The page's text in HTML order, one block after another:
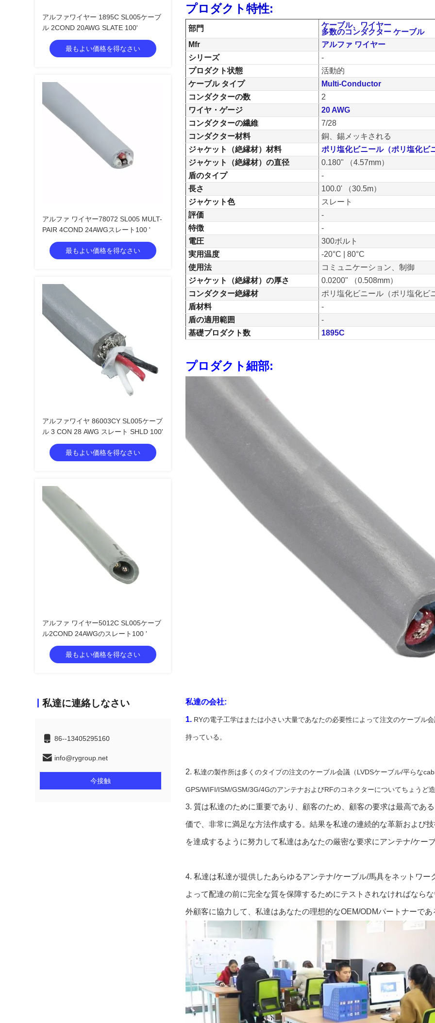
アルファワイヤー 1895C SL005ケーブ
ル 2COND 20AWG SLATE 100'
最もよい価格を得なさい
アルファ ワイヤー78072 SL005 MULT-
PAIR 4COND 24AWGスレート100 '
最もよい価格を得なさい
アルファワイヤ 86003CY SL005ケーブ
ル 3 CON 28 AWG スレート SHLD 100'
最もよい価格を得なさい
アルファ ワイヤー5012C SL005ケーブ
ル2COND 24AWGのスレート100 '
最もよい価格を得なさい
私達に連絡しなさい
86--13405295160
info@rygroup.net
今接触
プロダクト特性:
部門
ケーブル、ワイヤー
多数のコンダクター ケーブル
Mfr
アルファ ワイヤー
シリーズ
-
プロダクト状態
活動的
ケーブル タイプ
Multi-Conductor
コンダクターの数
2
ワイヤ・ゲージ
20 AWG
コンダクターの繊維
7/28
コンダクター材料
銅、錫メッキされる
ジャケット（絶縁材）材料
ポリ塩化ビニール（ポリ塩化ビ
ジャケット（絶縁材）の直径
0.180" （4.57mm）
盾のタイプ
-
長さ
100.0' （30.5m）
ジャケット色
スレート
評価
-
特徴
-
電圧
300ボルト
実用温度
-20°C | 80°C
使用法
コミュニケーション、制御
ジャケット（絶縁材）の厚さ
0.0200" （0.508mm）
コンダクター絶縁材
ポリ塩化ビニール（ポリ塩化ビ
盾材料
-
盾の適用範囲
-
基礎プロダクト数
1895C
プロダクト細部:
私達の会社:
1. RYの電子工学はまたは小さい大量であなたの必要性によって注文のケーブル
持っている。
2. 私達の製作所は多くのタイプの注文のケーブル会議（LVDSケーブル/平らな
GPS/WIFI/ISM/GSM/3G/4GのアンテナおよびRFのコネクターについてちょうど
3. 質は私達のために重要であり、顧客のため、顧客の要求は最高であ
価で、非常に満足な方法作成する。結果を私達の連続的な革新および
を達成するように努力して私達はあなたの厳密な要求にアンテナ/ケー
4. 私達は私達が提供したあらゆるアンテナ/ケーブル/馬具をネットワ
よって配達の前に完全な質を保障するためにテストされなければなら
外顧客に協力して、私達はあなたの理想的なOEM/ODMパートナーであ